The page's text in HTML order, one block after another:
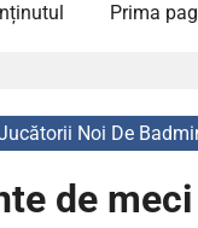
Prima
Noi De
de